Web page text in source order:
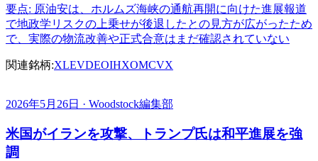
要点: 原油安は、ホルムズ海峡の通航再開に向けた進展報道
で地政学リスクの上乗せが後退したとの見方が広がったため
で、実際の物流改善や正式合意はまだ確認されていない
関連銘柄:XLEVDEOIHXOMCVX
2026年5月26日 · Woodstock編集部
米国がイランを攻撃、トランプ氏は和平進展を強
調